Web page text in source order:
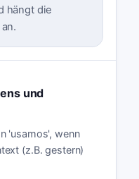
hängt die
und
'usamos', wenn
(z.B. gestern)